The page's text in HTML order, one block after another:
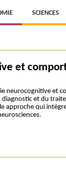
SCIENCES
et
neurocognitive et
diagnostic et du
approche qui